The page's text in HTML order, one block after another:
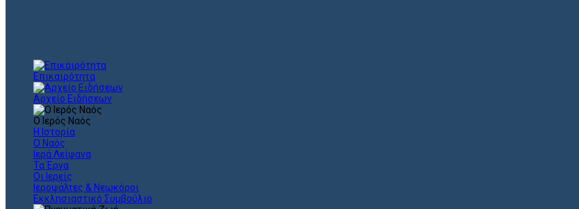
Επικαιρότητα
Αρχείο Ειδήσεων
Ο Ιερός Ναός
Η Ιστορία
Ο Ναός
Ιερά Λείψανα
Τα Έργα
Οι Ιερείς
Ιεροψάλτες & Νεωκόροι
Εκκλησιαστικό Συμβούλιο